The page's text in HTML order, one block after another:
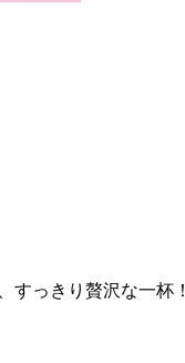
すっきり贅沢な一杯